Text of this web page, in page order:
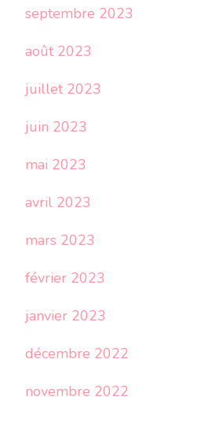
septembre 2023
août 2023
juillet 2023
juin 2023
mai 2023
avril 2023
mars 2023
février 2023
janvier 2023
décembre 2022
novembre 2022